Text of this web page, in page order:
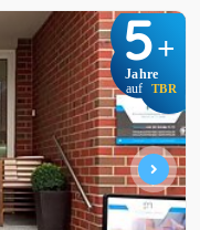
5+
Jahre
auf TBR